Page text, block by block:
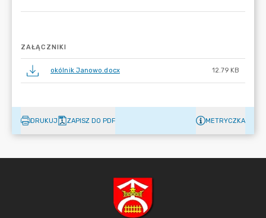
ZAŁĄCZNIKI
okólnik Janowo.docx 12.79 KB
DRUKUJ ZAPISZ DO PDF METRYCZKA